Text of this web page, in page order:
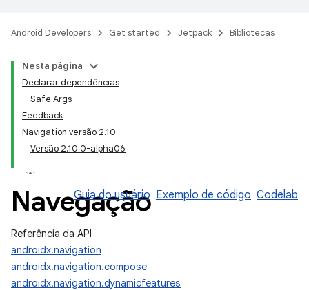
Android Developers Get started Jetpack Bibliotecas
Nesta página
Declarar dependências
Safe Args
Feedback
Navigation versão 2.10
Versão 2.10.0-alpha06
Navegação
Guia do usuário Exemplo de código Codelab
Referência da API
androidx.navigation
androidx.navigation.compose
androidx.navigation.dynamicfeatures